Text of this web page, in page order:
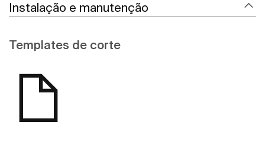
Instalação e manutenção
Templates de corte